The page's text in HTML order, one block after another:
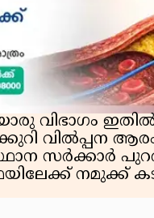
വിഭാഗം
വിൽപ്പന
സർക്കാർ
നമുക്ക്